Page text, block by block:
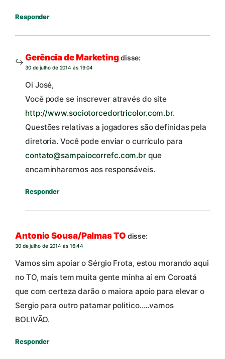
Responder
Gerência de Marketingdisse:
30 de julho de 2014 às 19:04
Oi José,
Você pode se inscrever através do site
http://www.sociotorcedortricolor.com.br.
Questões relativas a jogadores são definidas pela
diretoria. Você pode enviar o currículo para
contato@sampaiocorrefc.com.br que
encaminharemos aos responsáveis.
Responder
Antonio Sousa/Palmas TO disse:
30 de julho de 2014 às 16:44
Vamos sim apoiar o Sérgio Frota, estou morando aqui
no TO, mais tem muita gente minha aí em Coroatá
que com certeza darão o maiora apoio para elevar o
Sergio para outro patamar politico…..vamos
BOLIVÃO.
Responder